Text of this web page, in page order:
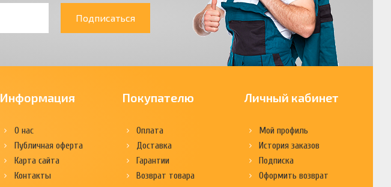
Подписаться
Информация
О нас
Публичная оферта
Карта сайта
Контакты
Покупателю
Оплата
Доставка
Гарантии
Возврат товара
Личный кабинет
Мой профиль
История заказов
Подписка
Оформить возврат